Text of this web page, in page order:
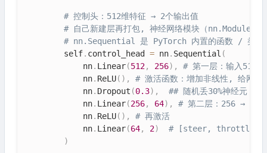
# 控制头：512维特征 → 2个输出值
# 自己新建层再打包, 神经网络模块（nn.Module）
# nn.Sequential 是 PyTorch 内置的函数 / 类, 它
        self
. control_head = nn. Sequential (
            nn
. Linear(512, 256) ,
# 第一层：输入512
            nn
. ReLU( ) ,
# 激活函数：增加非线性, 给网络
            nn
. Dropout (0.3) ,
## 随机丢30%神经元，
            nn
. Linear(256, 64) ,
# 第二层：256 → 64,
            nn
. ReLU( ) ,
# 再激活
            nn
. Linear(64, 2)
# [steer, throttle], #
)